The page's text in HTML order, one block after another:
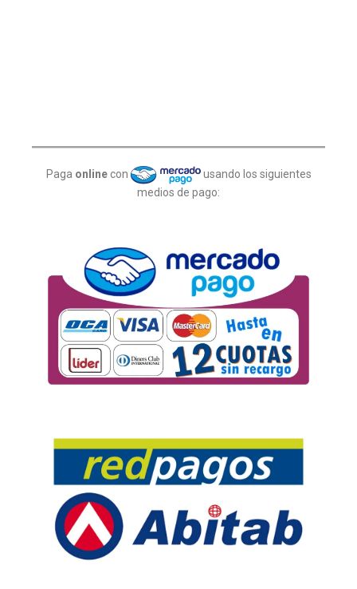
Paga online con
usando los siguientes
medios de pago: